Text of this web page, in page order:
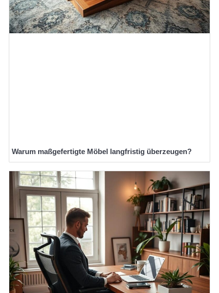
Warum maßgefertigte Möbel langfristig überzeugen?